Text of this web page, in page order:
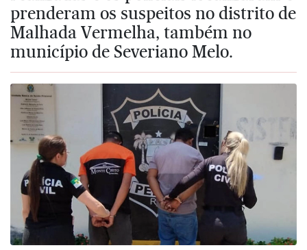
prenderam os suspeitos no distrito de
Malhada Vermelha, também no
município de Severiano Melo.